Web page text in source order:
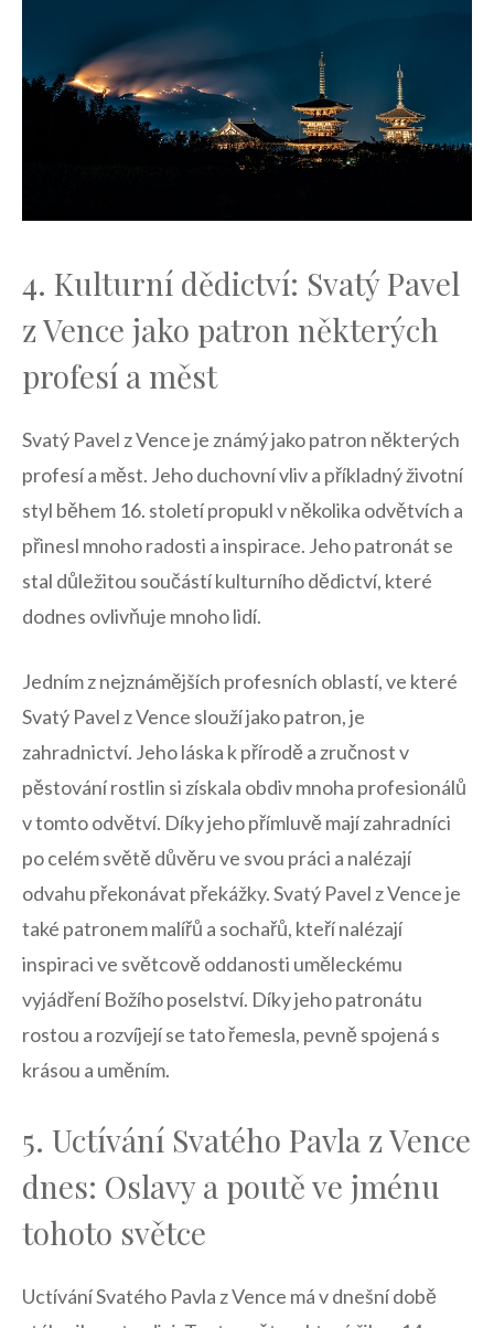
4. Kulturní dědictví: Svatý ⁤Pavel
z Vence jako patron​ některých ​
profesí a měst
Svatý Pavel z Vence ‍je známý jako patron⁤ některých
profesí a měst.⁣ Jeho duchovní‍ vliv a příkladný⁤ životní
styl během 16. století ‌propukl v několika odvětvích ⁣a
přinesl mnoho‍ radosti a inspirace. Jeho patronát‍ se
stal důležitou součástí kulturního‌ dědictví,⁤ které
dodnes ⁣ovlivňuje ⁣mnoho lidí.
Jedním z nejznámějších ‍profesních⁢ oblastí,​ ve které
Svatý Pavel z Vence slouží jako patron, je
zahradnictví. Jeho láska ⁢k přírodě ⁢a ⁤zručnost v
pěstování ⁣rostlin si získala obdiv‌ mnoha profesionálů
⁣v tomto odvětví. Díky ‍jeho přímluvě mají zahradníci
‍po celém světě důvěru ve svou práci​ a nalézají
odvahu ⁢překonávat překážky. Svatý Pavel‍ z⁤ Vence ⁣je
také​ patronem malířů a sochařů, kteří nalézají
inspiraci ve světcově oddanosti uměleckému
vyjádření Božího poselství. Díky ⁢jeho patronátu
rostou a ​rozvíjejí se tato řemesla, pevně spojená s
krásou a uměním.
5. Uctívání Svatého Pavla z Vence
‍dnes: Oslavy​ a poutě ve ‌jménu
tohoto světce
Uctívání Svatého Pavla z​ Vence má ‌v⁣ dnešní době